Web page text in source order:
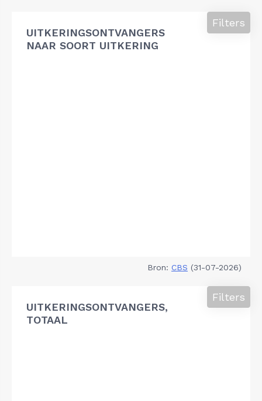
UITKERINGSONTVANGERS
NAAR SOORT UITKERING
Filters
Bron: CBS (31-07-2026)
UITKERINGSONTVANGERS,
TOTAAL
Filters